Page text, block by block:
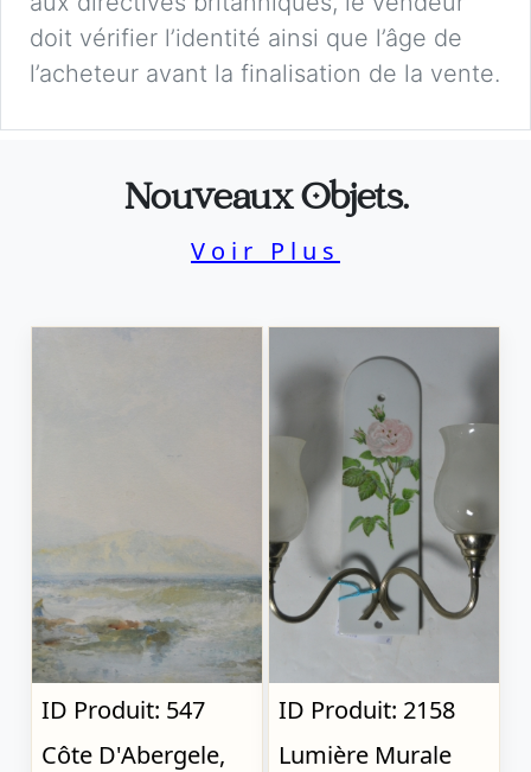
doit vérifier l’identité ainsi que l’âge de
l’acheteur avant la finalisation de la vente.
Nouveaux Objets.
Voir Plus
ID Produit: 547
Côte D'Abergele,
ID Produit: 2158
Lumière Murale